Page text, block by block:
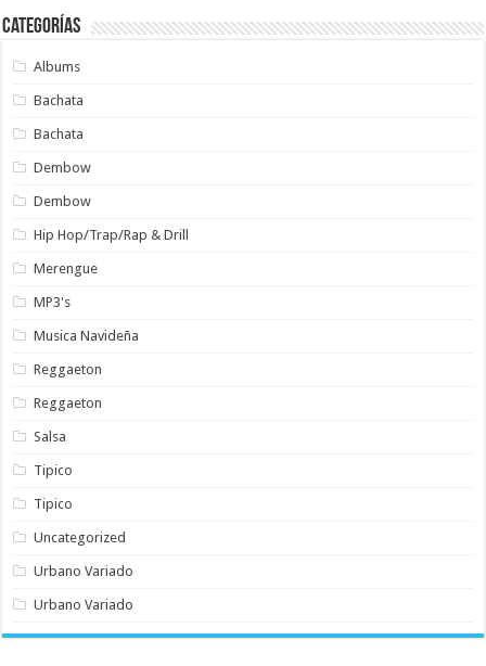
Categorías
Albums
Bachata
Bachata
Dembow
Dembow
Hip Hop/Trap/Rap & Drill
Merengue
MP3's
Musica Navideña
Reggaeton
Reggaeton
Salsa
Tipico
Tipico
Uncategorized
Urbano Variado
Urbano Variado